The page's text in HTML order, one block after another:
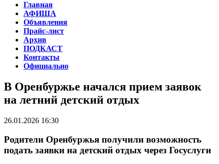
Главная
АФИША
Объявления
Прайс-лист
Архив
ПОДКАСТ
Контакты
Официально
В Оренбуржье начался прием заявок
на летний детский отдых
26.01.2026 16:30
Родители Оренбуржья получили возможность
подать заявки на детский отдых через Госуслуги